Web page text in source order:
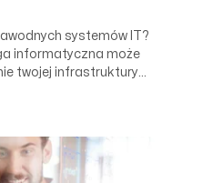
systemów IT?
informatyczna może
twojej infrastruktury